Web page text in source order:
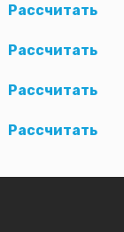
Рассчитать
Рассчитать
Рассчитать
Рассчитать